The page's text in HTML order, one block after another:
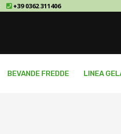
+39 0362 311406
BEVANDE FREDDE LINEA